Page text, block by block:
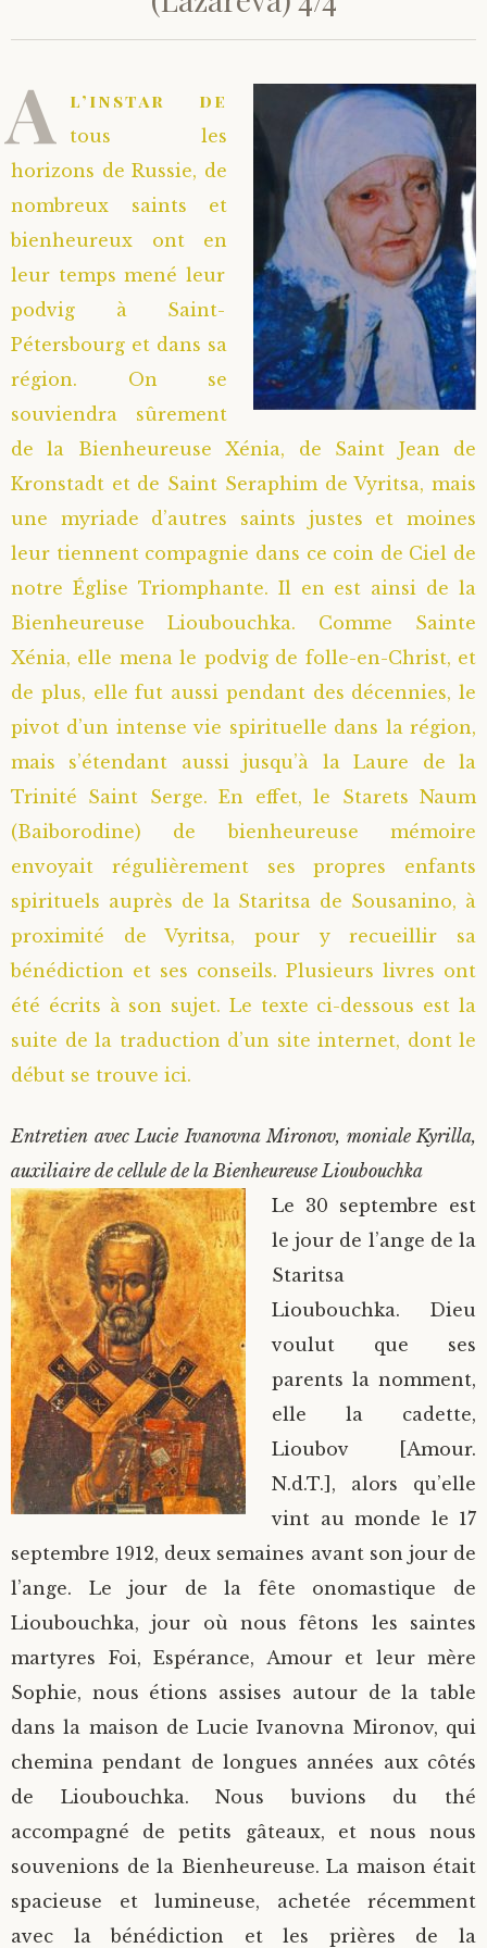
Saint Hilarion (Troïtski)
Saint Jean de Kronstadt
Saint Laurent de Tchernigov
Saint Nikon d’Optina
Saint Seraphim de Sarov
Saint Seraphim de Vyritsa
Saint Serge de Radonège
Saint Siméon (Jelnine)
Saint Sophrony l’Athonite
Sainte Xenia
Sainte Matrone de Moscou
Saint Spyridon
Métropolite Zénobe (Majouga)
Archimandrite Adrien (Kirsanov)
Archimandrite Alipi (Voronov)
Archimandrite Andronique (Loukach)
Archimandrite Athénogène (Agapov)
Higoumène Boris (Kramtsov)
Bienheureuses et Staritsas
Bienheureuse Lioubouchka
Bienheureuse Maria Ivanovna
Staritsa Marie Makovkine
Natalia de Vyritsa
Staritsa Anastasia
Geronda Grigorios de Dochiariou
Archimandrite Hippolyte (Khaline)
Archimandrite Lazare (Abachidzé)
Geronda Arsenios le Spiléote
Gerondissa Makrina (Vassopoulou)
Archimandrite Nathanaël (Pospelov)
Père Héliodore
Entretiens
Famille spirituelle
Portraits
A l’instar de
tous les
horizons de Russie, de
nombreux saints et
bienheureux ont en
leur temps mené leur
podvig à Saint-
Pétersbourg et dans sa
région. On se
souviendra sûrement
de la Bienheureuse Xénia, de Saint Jean de
Kronstadt et de Saint Seraphim de Vyritsa, mais
une myriade d’autres saints justes et moines
leur tiennent compagnie dans ce coin de Ciel de
notre Église Triomphante. Il en est ainsi de la
Bienheureuse Lioubouchka. Comme Sainte
Xénia, elle mena le podvig de folle-en-Christ, et
de plus, elle fut aussi pendant des décennies, le
pivot d’un intense vie spirituelle dans la région,
mais s’étendant aussi jusqu’à la Laure de la
Trinité Saint Serge. En effet, le Starets Naum
(Baiborodine) de bienheureuse mémoire
envoyait régulièrement ses propres enfants
spirituels auprès de la Staritsa de Sousanino, à
proximité de Vyritsa, pour y recueillir sa
bénédiction et ses conseils. Plusieurs livres ont
été écrits à son sujet. Le texte ci-dessous est la
suite de la traduction d’un site internet, dont le
début se trouve ici.
Entretien avec Lucie Ivanovna Mironov, moniale Kyrilla,
auxiliaire de cellule de la Bienheureuse Lioubouchka
Le 30 septembre est
le jour de l’ange de la
Staritsa
Lioubouchka. Dieu
voulut que ses
parents la nomment,
elle la cadette,
Lioubov [Amour.
N.d.T.], alors qu’elle
vint au monde le 17
septembre 1912, deux semaines avant son jour de
l’ange. Le jour de la fête onomastique de
Lioubouchka, jour où nous fêtons les saintes
martyres Foi, Espérance, Amour et leur mère
Sophie, nous étions assises autour de la table
dans la maison de Lucie Ivanovna Mironov, qui
chemina pendant de longues années aux côtés
de Lioubouchka. Nous buvions du thé
accompagné de petits gâteaux, et nous nous
souvenions de la Bienheureuse. La maison était
spacieuse et lumineuse, achetée récemment
avec la bénédiction et les prières de la